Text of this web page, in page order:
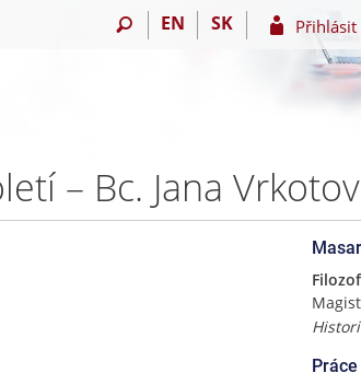
EN SK Přihlásit
– Bc. Jana